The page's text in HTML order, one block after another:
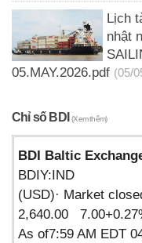
Lịch
nhật
05.MAY.2026.pdf (05/
Chỉ số BDI(Xem thêm)
BDI Baltic
BDIY:IND
(USD)· Market
2,640.00
As of7:59 AM EDT